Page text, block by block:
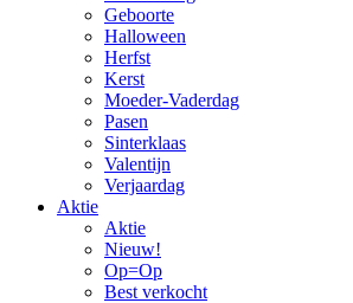
Geboorte
Halloween
Herfst
Kerst
Moeder-Vaderdag
Pasen
Sinterklaas
Valentijn
Verjaardag
Aktie
Aktie
Nieuw!
Op=Op
Best verkocht